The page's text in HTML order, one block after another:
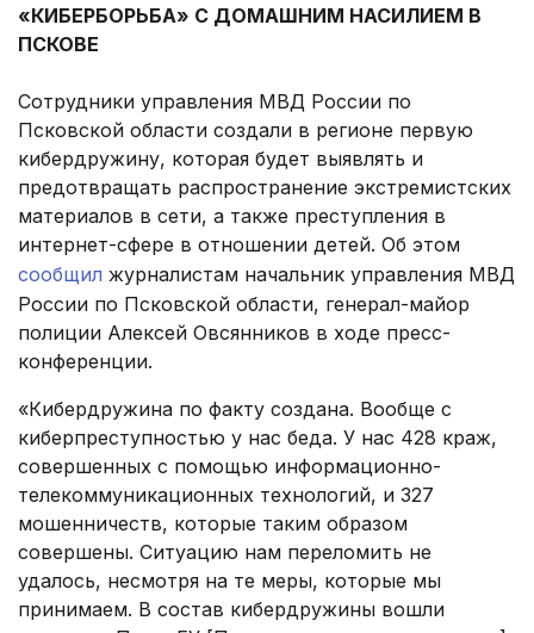
«КИБЕРБОРЬБА» С ДОМАШНИМ НАСИЛИЕМ В
ПСКОВЕ
Сотрудники управления МВД России по
Псковской области создали в регионе первую
кибердружину, которая будет выявлять и
предотвращать распространение экстремистских
материалов в сети, а также преступления в
интернет-сфере в отношении детей. Об этом
сообщил журналистам начальник управления МВД
России по Псковской области, генерал-майор
полиции Алексей Овсянников в ходе пресс-
конференции.
«Кибердружина по факту создана. Вообще с
киберпреступностью у нас беда. У нас 428 краж,
совершенных с помощью информационно-
телекоммуникационных технологий, и 327
мошенничеств, которые таким образом
совершены. Ситуацию нам переломить не
удалось, несмотря на те меры, которые мы
принимаем. В состав кибердружины вошли